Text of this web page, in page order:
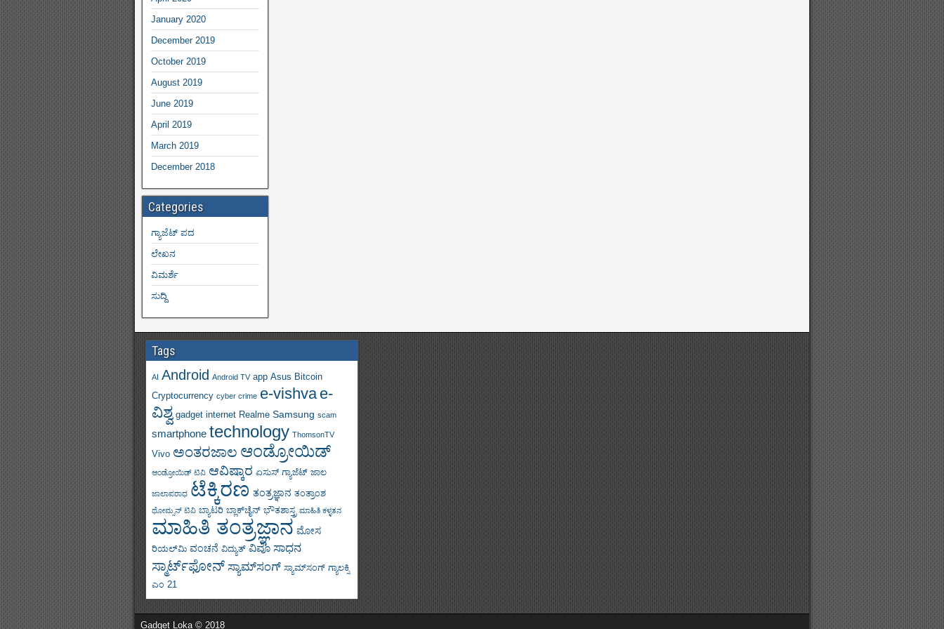
January 2020
December 2019
October 2019
August 2019
June 2019
April 2019
March 2019
December 2018
Categories
ಗ್ಯಾಜೆಟ್ ಪದ
ಲೇಖನ
ವಿಮರ್ಶೆ
ಸುದ್ದಿ
Tags
AI Android Android TV app Asus Bitcoin
Cryptocurrency cyber crime e-vishva e-
ವಿಶ್ವ gadget internet Realme Samsung scam
smartphone technology ThomsonTV
Vivo ಅಂತರಜಾಲ ಆಂಡ್ರೋಯಿಡ್
ಆಂಡ್ರೋಯಿಡ್ ಟಿವಿ ಆವಿಷ್ಕಾರ ಏಸುಸ್ ಗ್ಯಾಜೆಟ್ ಜಾಲ
ಜಾಲಾಪರಾಧ ಟೆಕ್ಕಿರಣ ತಂತ್ರಜ್ಞಾನ ತಂತ್ರಾಂಶ
ಥೋಮ್ಸನ್ ಟಿವಿ ಬ್ಯಾಟರಿ ಬ್ಲಾಕ್‌ಚೈನ್ ಭೌತಶಾಸ್ತ್ರ ಮಾಹಿತಿ ಕಳ್ಳತನ
ಮಾಹಿತಿ ತಂತ್ರಜ್ಞಾನ ಮೋಸ
ರಿಯಲ್‌ಮಿ ವಂಚನೆ ವಿದ್ಯುತ್ ವಿವೊ ಸಾಧನ
ಸ್ಮಾರ್ಟ್‌ಫೋನ್ ಸ್ಯಾಮ್‌ಸಂಗ್ ಸ್ಯಾಮ್‌ಸಂಗ್ ಗ್ಯಾಲಕ್ಸಿ
ಎಂ 21
Gadget Loka © 2018